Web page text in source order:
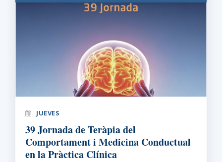
JUEVES
39 Jornada de Teràpia del
Comportament i Medicina Conductual
en la Pràctica Clínica